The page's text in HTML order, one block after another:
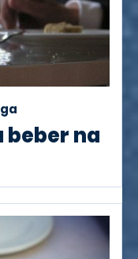
beber na